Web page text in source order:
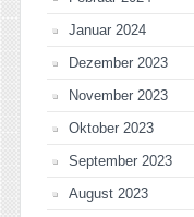
Januar 2024
Dezember 2023
November 2023
Oktober 2023
September 2023
August 2023